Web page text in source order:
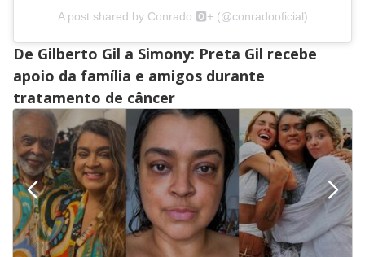
A post shared by Conrado 🅾️+ (@conradooficial)
De Gilberto Gil a Simony: Preta Gil recebe
apoio da família e amigos durante
tratamento de câncer